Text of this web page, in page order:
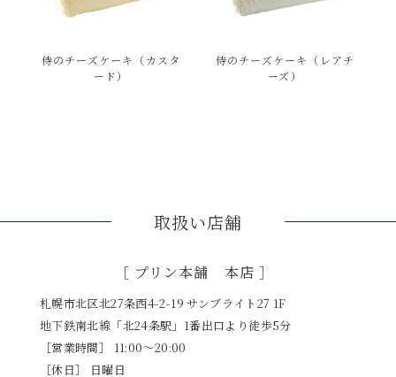
侍のチーズケーキ（カスタ
ード）
侍のチーズケーキ（レアチ
ーズ）
取扱い店舗
［ プリン本舗 本店 ］
札幌市北区北27条西4-2-19 サンブライト27 1F
地下鉄南北線「北24条駅」1番出口より徒歩5分
［営業時間］ 11:00〜20:00
［休日］ 日曜日